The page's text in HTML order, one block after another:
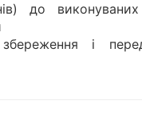
до
і